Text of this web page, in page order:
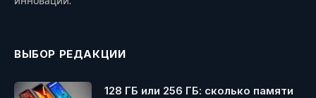
ВЫБОР РЕДАКЦИИ
128 ГБ или 256 ГБ: сколько памяти